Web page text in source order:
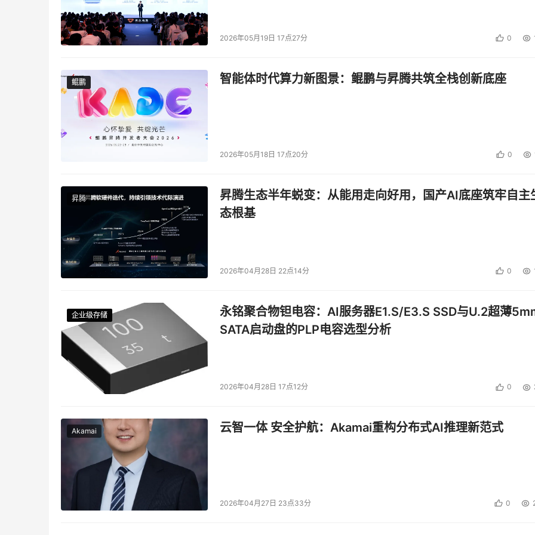
2026年05月19日 17点27分 0
鲲鹏
鲲鹏 智能体时代算力新图景：鲲鹏与昇腾共筑全栈创新底座
2026年05月18日 17点20分 0
昇腾
昇腾生态半年蜕变：从能用走向好用，国产AI底座筑牢自主
态根基
2026年04月28日 22点14分 0
企业级存储
企业级存储
企业级存储
企业级存储
永铭聚合物钽电容：AI服务器E1.S/E3.S SSD与U.2超薄
SATA启动盘的PLP电容选型分析
2026年04月28日 17点12分 0
Akamai 云智一体 安全护航：Akamai重构分布式AI推理新范式
2026年04月27日 23点33分 0